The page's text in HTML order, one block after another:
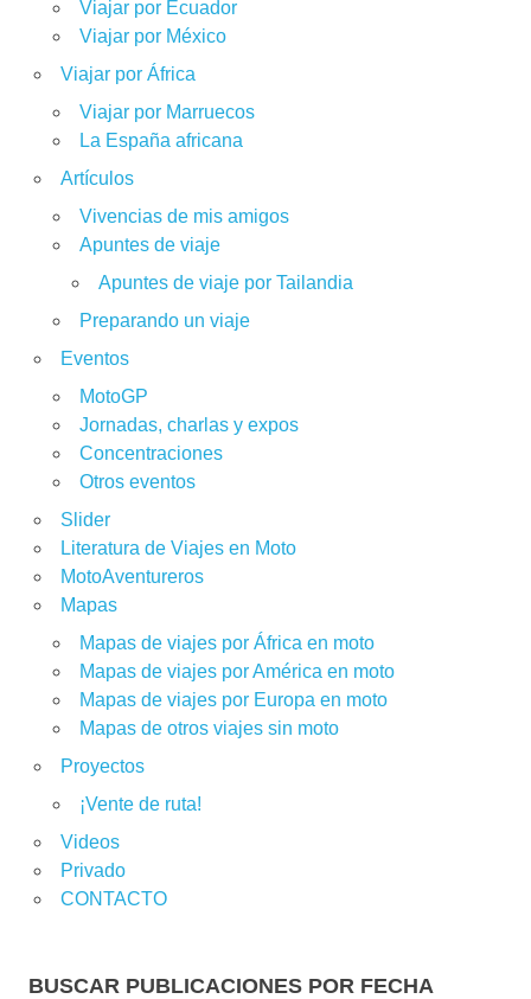
Viajar por Ecuador
Viajar por México
Viajar por África
Viajar por Marruecos
La España africana
Artículos
Vivencias de mis amigos
Apuntes de viaje
Apuntes de viaje por Tailandia
Preparando un viaje
Eventos
MotoGP
Jornadas, charlas y expos
Concentraciones
Otros eventos
Slider
Literatura de Viajes en Moto
MotoAventureros
Mapas
Mapas de viajes por África en moto
Mapas de viajes por América en moto
Mapas de viajes por Europa en moto
Mapas de otros viajes sin moto
Proyectos
¡Vente de ruta!
Videos
Privado
CONTACTO
BUSCAR PUBLICACIONES POR FECHA